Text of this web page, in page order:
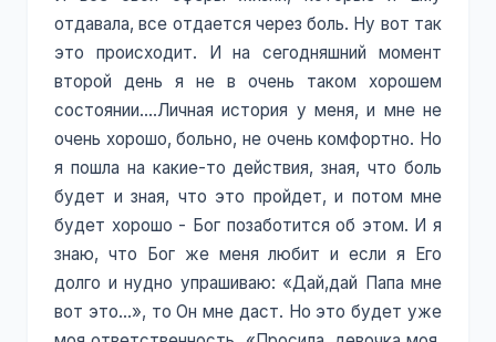
отдавала, все отдается через боль. Ну вот так
это происходит. И на сегодняшний момент
второй день я не в очень таком хорошем
состоянии….Личная история у меня, и мне не
очень хорошо, больно, не очень комфортно. Но
я пошла на какие-то действия, зная, что боль
будет и зная, что это пройдет, и потом мне
будет хорошо - Бог позаботится об этом. И я
знаю, что Бог же меня любит и если я Его
долго и нудно упрашиваю: «Дай,дай Папа мне
вот это…», то Он мне даст. Но это будет уже